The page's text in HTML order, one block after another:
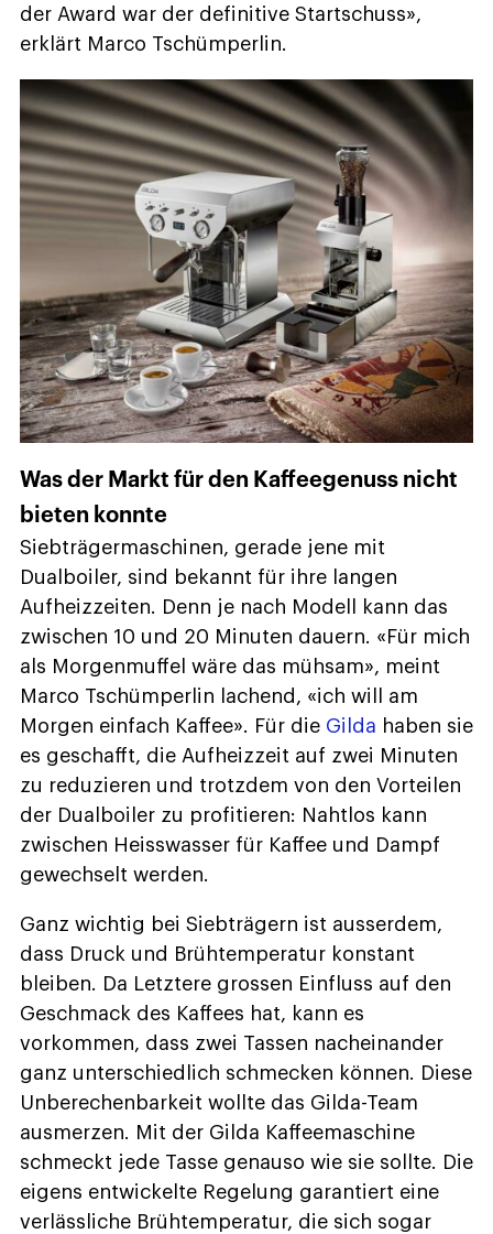
der Award war der definitive Startschuss»,
erklärt Marco Tschümperlin.
Was der Markt für den Kaffeegenuss nicht
bieten konnte
Siebträgermaschinen, gerade jene mit
Dualboiler, sind bekannt für ihre langen
Aufheizzeiten. Denn je nach Modell kann das
zwischen 10 und 20 Minuten dauern. «Für mich
als Morgenmuffel wäre das mühsam», meint
Marco Tschümperlin lachend, «ich will am
Morgen einfach Kaffee». Für die Gilda haben sie
es geschafft, die Aufheizzeit auf zwei Minuten
zu reduzieren und trotzdem von den Vorteilen
der Dualboiler zu profitieren: Nahtlos kann
zwischen Heisswasser für Kaffee und Dampf
gewechselt werden.
Ganz wichtig bei Siebträgern ist ausserdem,
dass Druck und Brühtemperatur konstant
bleiben. Da Letztere grossen Einfluss auf den
Geschmack des Kaffees hat, kann es
vorkommen, dass zwei Tassen nacheinander
ganz unterschiedlich schmecken können. Diese
Unberechenbarkeit wollte das Gilda-Team
ausmerzen. Mit der Gilda Kaffeemaschine
schmeckt jede Tasse genauso wie sie sollte. Die
eigens entwickelte Regelung garantiert eine
verlässliche Brühtemperatur, die sich sogar